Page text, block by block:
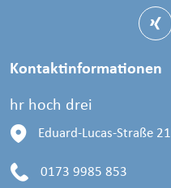
Kontaktinformationen
hr hoch drei
Eduard-Lucas-Straße 21
0173 9985 853